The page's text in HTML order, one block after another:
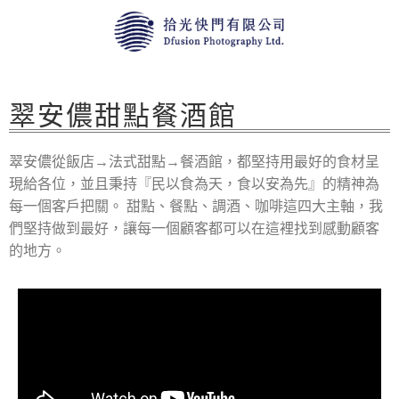
翠安儂甜點餐酒館
翠安儂從飯店→法式甜點→餐酒館，都堅持用最好的食材呈
現給各位，並且秉持『民以食為天，食以安為先』的精神為
每一個客戶把關。 甜點、餐點、調酒、咖啡這四大主軸，我
們堅持做到最好，讓每一個顧客都可以在這裡找到感動顧客
的地方。